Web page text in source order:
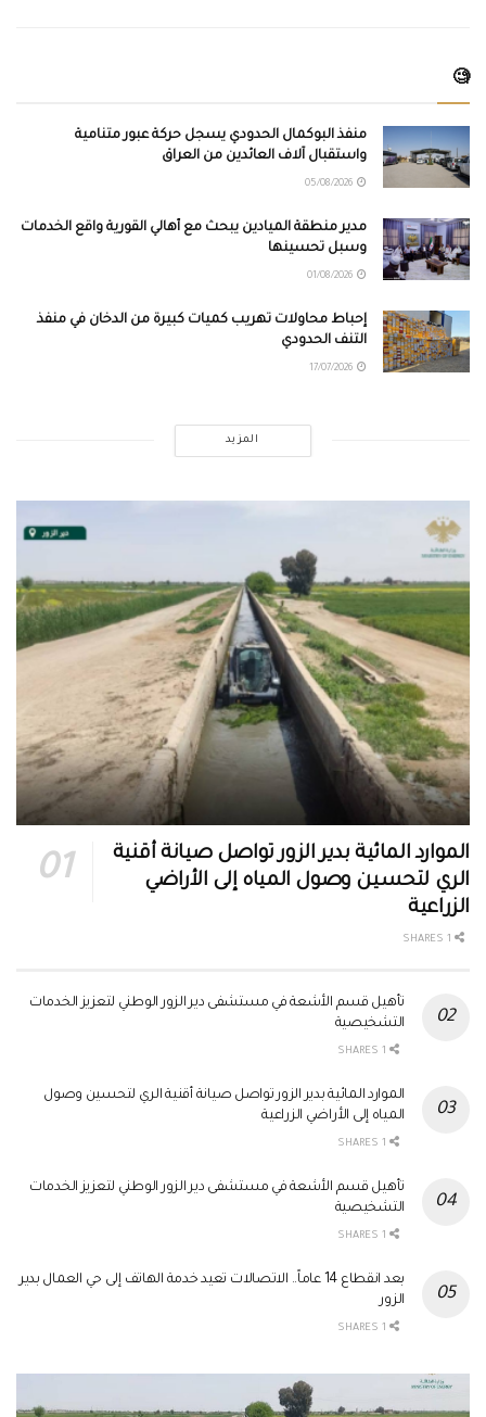
🧐
منفذ البوكمال الحدودي يسجل حركة عبور متنامية
واستقبال آلاف العائدين من العراق
مدير منطقة الميادين يبحث مع أهالي القورية واقع الخدمات
وسبل تحسينها
إحباط محاولات تهريب كميات كبيرة من الدخان في منفذ
التنف الحدودي
المزيد
الموارد المائية بدير الزور تواصل صيانة أقنية
الري لتحسين وصول المياه إلى الأراضي
الزراعية
تأهيل قسم الأشعة في مستشفى دير الزور الوطني لتعزيز الخدمات
التشخيصية
الموارد المائية بدير الزور تواصل صيانة أقنية الري لتحسين وصول
المياه إلى الأراضي الزراعية
تأهيل قسم الأشعة في مستشفى دير الزور الوطني لتعزيز الخدمات
التشخيصية
بعد انقطاع 14 عاماً.. الاتصالات تعيد خدمة الهاتف إلى حي العمال بدير
الزور